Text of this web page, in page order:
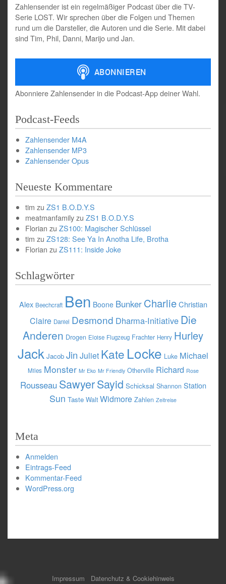
Zahlensender ist ein regelmäßiger Podcast über die TV-
Serie LOST. Wir sprechen über die Folgen und Themen
rund um die Darsteller, die Autoren und die Serie. Mit dabei
sind Tim, Phil, Danni, Marijo und Jan.
Abonniere Zahlensender in die Podcast-App deiner Wahl.
Podcast-Feeds
Zahlensender M4A
Zahlensender MP3
Zahlensender Opus
Neueste Kommentare
tim zu ZS1 B.O.D.Y.S
meatmanfamilyzu ZS1 B.O.D.Y.S
Florian zu ZS100: Magischer Schlüssel
tim zu ZS128: See Ya In Anotha Life, Brotha
Florian zu ZS111: Inside Joke
Schlagwörter
Alex Beechcraft Ben Boone Bunker Charlie Christian
Claire Daniel Desmond Dharma-Initiative Die
Anderen Drogen Eloise Flugzeug Frachter Henry Hurley
Jack Jacob Jin Juliet Kate Locke Luke Michael
Miles Monster Mr Eko Mr Friendly Otherville Richard Rose
Rousseau SawyerSayid Schicksal Shannon Station
Sun Taste Walt Widmore Zahlen Zeitreise
Meta
Anmelden
Eintrags-Feed
Kommentar-Feed
WordPress.org
Impressum
Datenchutz & Cookiehinweis